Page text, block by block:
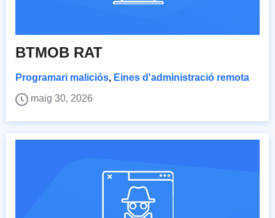
BTMOB RAT
Programari maliciós, Eines d'administració remota
maig 30, 2026